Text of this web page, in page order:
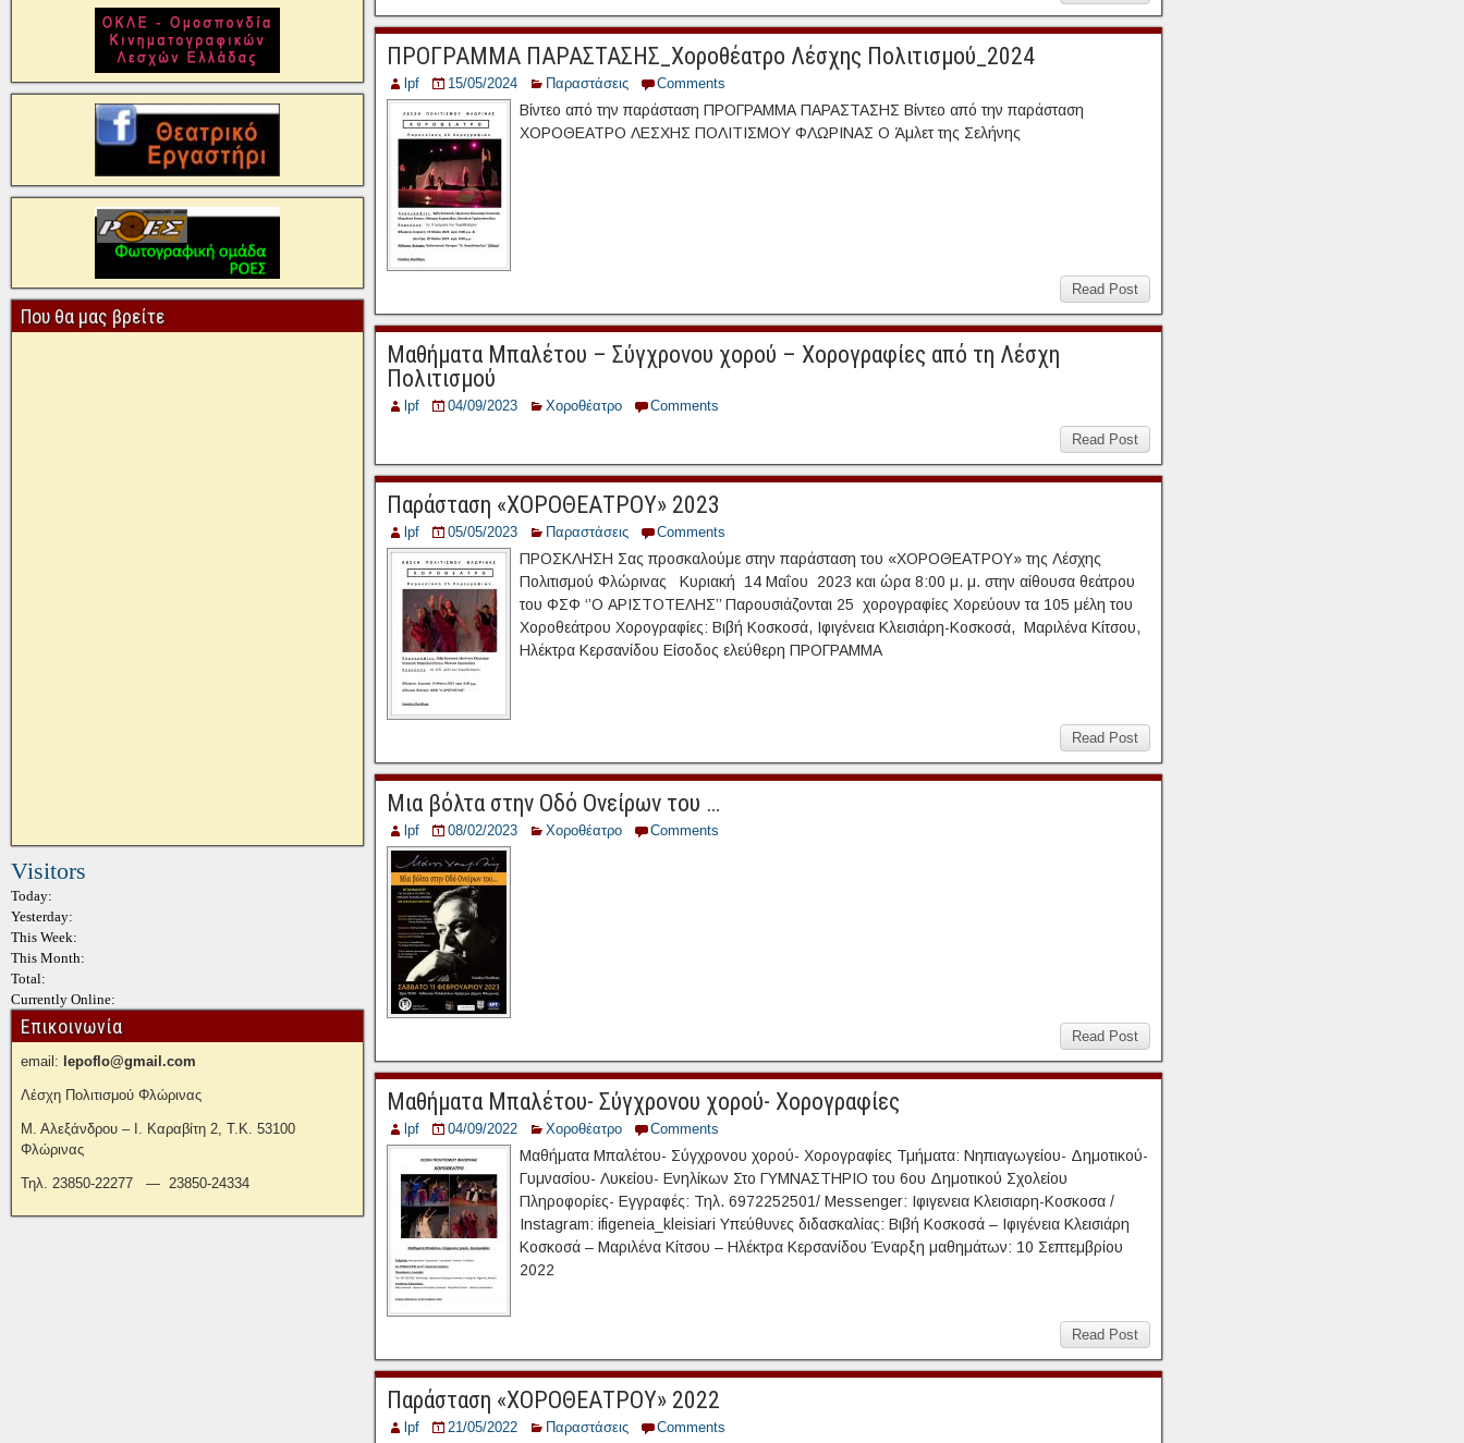
ΠΡΟΓΡΑΜΜΑ ΠΑΡΑΣΤΑΣΗΣ_Χοροθέατρο Λέσχης Πολιτισμού_2024
lpf 15/05/2024 Παραστάσεις Comments
Βίντεο από την παράσταση ΠΡΟΓΡΑΜΜΑ ΠΑΡΑΣΤΑΣΗΣ Βίντεο από την παράσταση
ΧΟΡΟΘΕΑΤΡΟ ΛΕΣΧΗΣ ΠΟΛΙΤΙΣΜΟΥ ΦΛΩΡΙΝΑΣ Ο Άμλετ της Σελήνης
Read Post
Μαθήματα Μπαλέτου – Σύγχρονου χορού – Χορογραφίες από τη Λέσχη
Πολιτισμού
lpf 04/09/2023 Χοροθέατρο Comments
Read Post
Παράσταση «ΧΟΡΟΘΕΑΤΡΟΥ» 2023
lpf 05/05/2023 Παραστάσεις Comments
ΠΡΟΣΚΛΗΣΗ Σας προσκαλούμε στην παράσταση του «ΧΟΡΟΘΕΑΤΡΟΥ» της Λέσχης
Πολιτισμού Φλώρινας Κυριακή 14 Μαΐου 2023 και ώρα 8:00 μ. μ. στην αίθουσα θεάτρου
του ΦΣΦ ‘’Ο ΑΡΙΣΤΟΤΕΛΗΣ’’ Παρουσιάζονται 25 χορογραφίες Χορεύουν τα 105 μέλη του
Χοροθεάτρου Χορογραφίες: Βιβή Κοσκοσά, Ιφιγένεια Κλεισιάρη-Κοσκοσά, Μαριλένα Κίτσου,
Ηλέκτρα Κερσανίδου Είσοδος ελεύθερη ΠΡΟΓΡΑΜΜΑ
Read Post
Μια βόλτα στην Οδό Ονείρων του …
lpf 08/02/2023 Χοροθέατρο Comments
Read Post
Μαθήματα Μπαλέτου- Σύγχρονου χορού- Χορογραφίες
lpf 04/09/2022 Χοροθέατρο Comments
Μαθήματα Μπαλέτου- Σύγχρονου χορού- Χορογραφίες Τμήματα: Νηπιαγωγείου- Δημοτικού-
Γυμνασίου- Λυκείου- Ενηλίκων Στο ΓΥΜΝΑΣΤΗΡΙΟ του 6ου Δημοτικού Σχολείου
Πληροφορίες- Εγγραφές: Τηλ. 6972252501/ Messenger: Ιφιγενεια Κλεισιαρη-Κοσκοσα /
Instagram: ifigeneia_kleisiari Υπεύθυνες διδασκαλίας: Βιβή Κοσκοσά – Ιφιγένεια Κλεισιάρη
Κοσκοσά – Μαριλένα Κίτσου – Ηλέκτρα Κερσανίδου Έναρξη μαθημάτων: 10 Σεπτεμβρίου
2022
Read Post
Παράσταση «ΧΟΡΟΘΕΑΤΡΟΥ» 2022
lpf 21/05/2022 Παραστάσεις Comments
Που θα μας βρείτε
Visitors
Today:
Yesterday:
This Week:
This Month:
Total:
Currently Online:
Επικοινωνία
email: lepoflo@gmail.com
Λέσχη Πολιτισμού Φλώρινας
Μ. Αλεξάνδρου – Ι. Καραβίτη 2, Τ.Κ. 53100
Φλώρινας
Τηλ. 23850-22277 — 23850-24334